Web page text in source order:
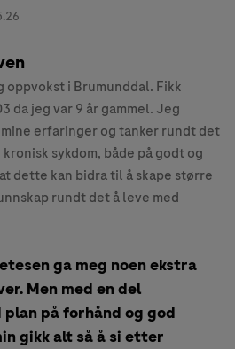
oppvokst i Brumunddal. Fikk
da jeg var 9 år gammel. Jeg
erfaringer og tanker rundt det
sykdom, både på godt og
dette kan bidra til å skape større
rundt det å leve med
ga meg noen ekstra
Men med en del
på forhånd og god
gikk alt så å si etter